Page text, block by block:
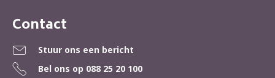
Contactinformatie
Contact
Stuur ons een bericht
Bel ons op 088 25 20 100